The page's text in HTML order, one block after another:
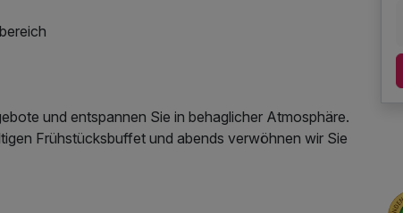
und entspannen Sie in behaglicher Atmosphäre.
Frühstücksbuffet und abends verwöhnen wir Sie